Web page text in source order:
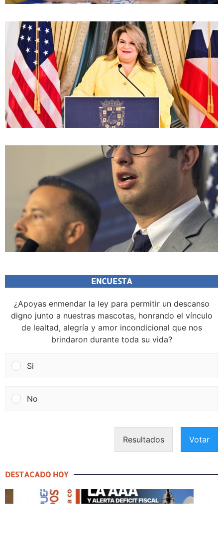
ENCUESTA
¿Apoyas enmendar la ley para permitir un descanso
digno junto a nuestras mascotas, honrando el vínculo
de lealtad, alegría y amor incondicional que nos
brindaron durante toda su vida?
Si
No
Resultados Votar
DESTACADO HOY